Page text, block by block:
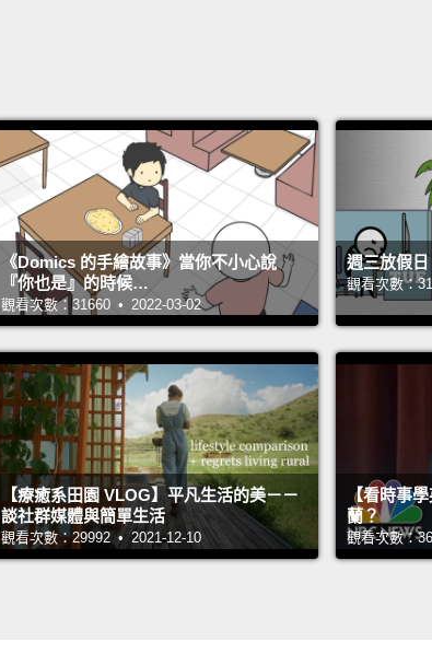
《Domics 的手繪故事》當你不小心說
『你也是』的時候…
觀看次數：31660 • 2022-03-02
週三放假日
觀看次數：
【療癒系田園 VLOG】平凡生活的美－－
談社群媒體與簡單生活
觀看次數：29992 • 2021-12-10
【看時事
蘭？
觀看次數：